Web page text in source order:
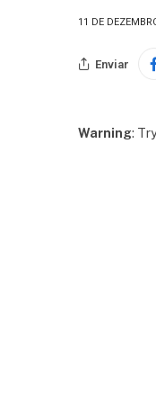
11 DE
Enviar
Warning: